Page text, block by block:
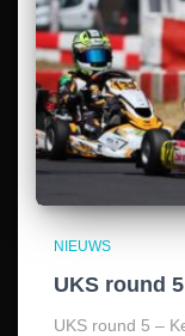
NIEUWS
UKS round
UKS round 5 –